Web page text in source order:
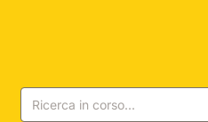
Cerca